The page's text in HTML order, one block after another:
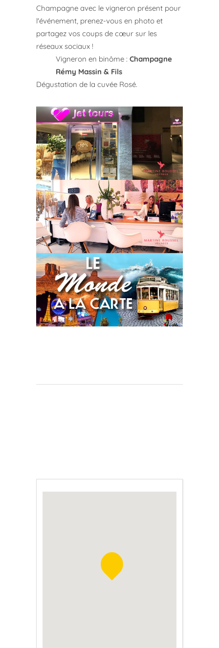
Champagne avec le vigneron présent pour
l'événement, prenez-vous en photo et
partagez vos coups de cœur sur les
réseaux sociaux !
Vigneron en binôme : Champagne
Rémy Massin & Fils
Dégustation de la cuvée Rosé.